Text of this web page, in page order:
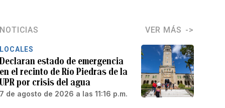
NOTICIAS VER MÁS
LOCALES
Declaran estado de emergencia
en el recinto de Río Piedras de la
UPR por crisis del agua
7 de agosto de 2026 a las 11:16 p.m.